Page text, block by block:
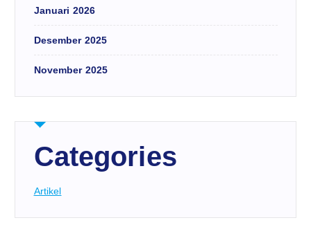
Januari 2026
Desember 2025
November 2025
Categories
Artikel